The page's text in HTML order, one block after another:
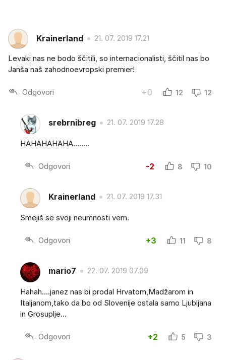
Krainerland 21. 07. 2019 17.21
Levaki nas ne bodo ščitili, so internacionalisti, ščitil nas bo
Janša naš zahodnoevropski premier!
Odgovori +0 12 12
srebrnibreg 21. 07. 2019 17.28
HAHAHAHAHA........
Odgovori -2 8 10
Krainerland 21. 07. 2019 17.31
Smejiš se svoji neumnosti vem.
Odgovori +3 11 8
mario7 22. 07. 2019 07.09
Hahah....janez nas bi prodal Hrvatom,Madžarom in
Italjanom,tako da bo od Slovenije ostala samo Ljubljana
in Grosuplje...
Odgovori +2 5 3